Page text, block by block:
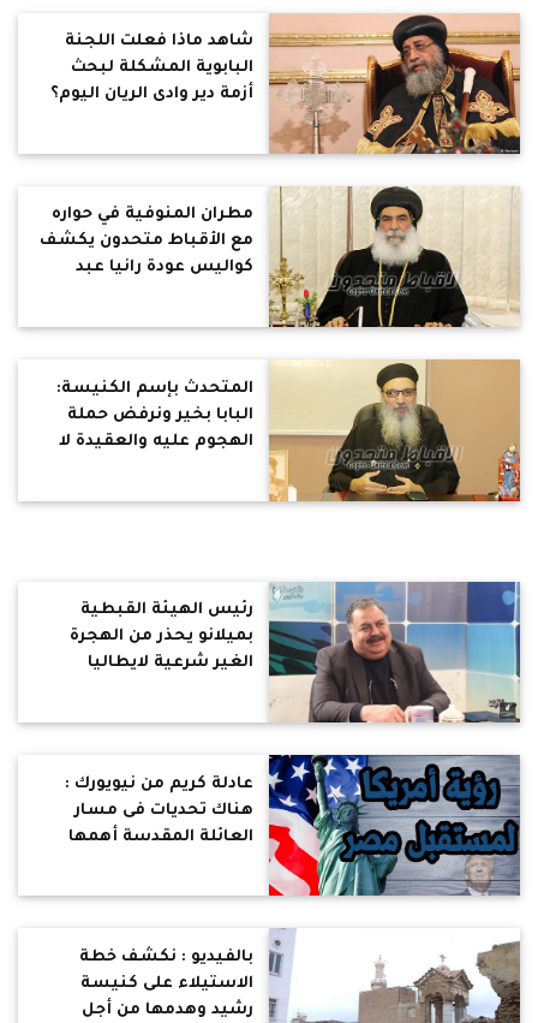
شاهد ماذا فعلت اللجنة
البابوية المشكلة لبحث
أزمة دير وادى الريان اليوم؟
مطران المنوفية في حواره
مع الأقباط متحدون يكشف
كواليس عودة رانيا عبد
المتحدث بإسم الكنيسة:
البابا بخير ونرفض حملة
الهجوم عليه والعقيدة لا
رئيس الهيئة القبطية
بميلانو يحذر من الهجرة
الغير شرعية لايطاليا
عادلة كريم من نيويورك :
هناك تحديات فى مسار
العائلة المقدسة أهمها
بالفيديو : نكشف خطة
الاستيلاء على كنيسة
رشيد وهدمها من أجل